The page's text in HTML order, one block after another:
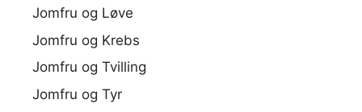
Jomfru og Løve
Jomfru og Krebs
Jomfru og Tvilling
Jomfru og Tyr